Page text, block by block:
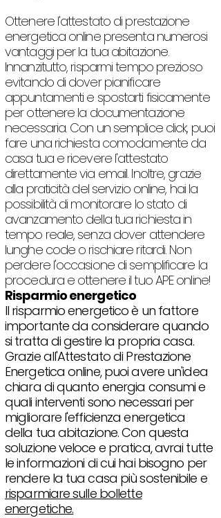
Ottenere l'attestato di prestazione
energetica online presenta numerosi
vantaggi per la tua abitazione.
Innanzitutto, risparmi tempo prezioso
evitando di dover pianificare
appuntamenti e spostarti fisicamente
per ottenere la documentazione
necessaria. Con un semplice click, puoi
fare una richiesta comodamente da
casa tua e ricevere l'attestato
direttamente via email. Inoltre, grazie
alla praticità del servizio online, hai la
possibilità di monitorare lo stato di
avanzamento della tua richiesta in
tempo reale, senza dover attendere
lunghe code o rischiare ritardi. Non
perdere l'occasione di semplificare la
procedura e ottenere il tuo APE online!
Risparmio energetico
Il risparmio energetico è un fattore
importante da considerare quando
si tratta di gestire la propria casa.
Grazie all'Attestato di Prestazione
Energetica online, puoi avere un'idea
chiara di quanto energia consumi e
quali interventi sono necessari per
migliorare l'efficienza energetica
della tua abitazione. Con questa
soluzione veloce e pratica, avrai tutte
le informazioni di cui hai bisogno per
rendere la tua casa più sostenibile e
risparmiare sulle bollette
energetiche.